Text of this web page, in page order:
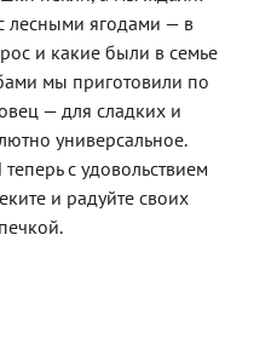
лесными ягодами — в
и какие были в семье
мы приготовили по
— для сладких и
универсальное.
с удовольствием
и радуйте своих